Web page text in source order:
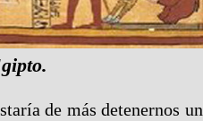
de más detenernos un